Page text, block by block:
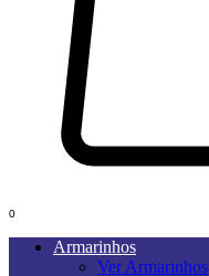
0
Armarinhos
Ver Armarinhos